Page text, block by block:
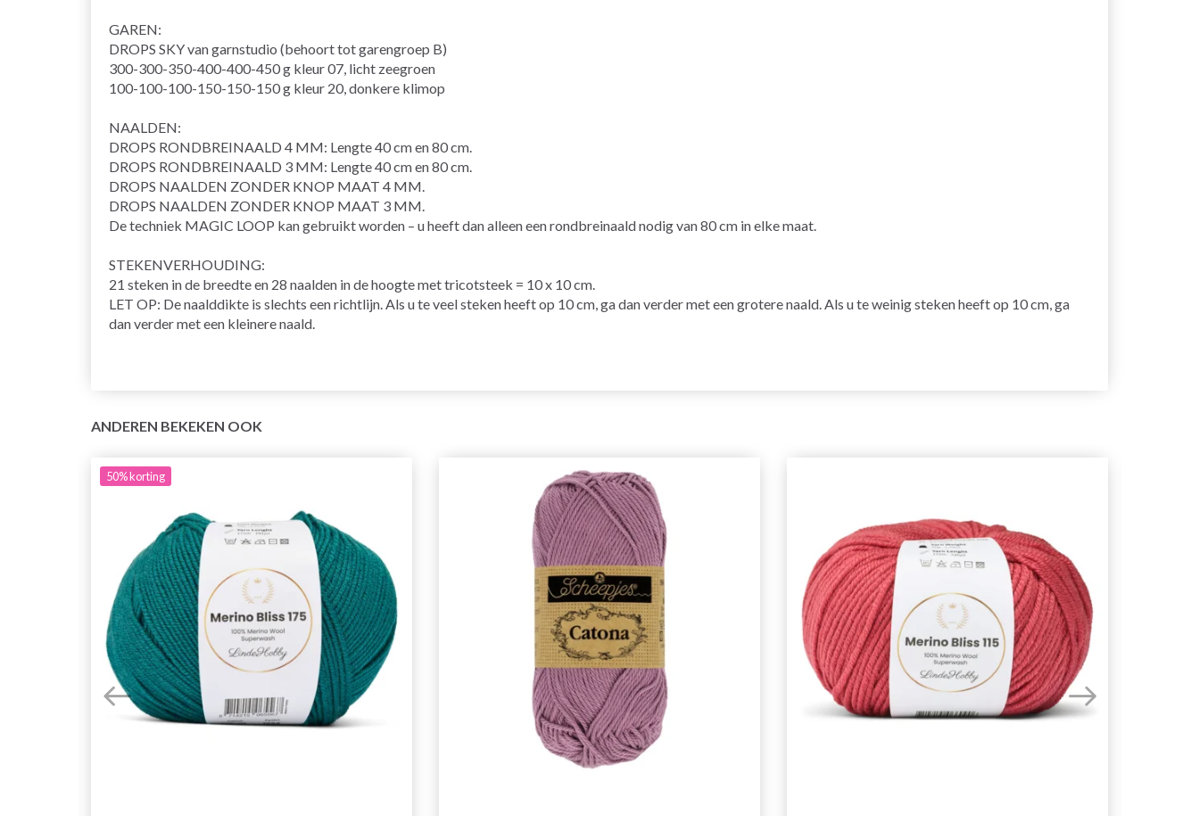
GAREN:
DROPS SKY van garnstudio (behoort tot garengroep B)
300-300-350-400-400-450 g kleur 07, licht zeegroen
100-100-100-150-150-150 g kleur 20, donkere klimop
NAALDEN:
DROPS RONDBREINAALD 4 MM: Lengte 40 cm en 80 cm.
DROPS RONDBREINAALD 3 MM: Lengte 40 cm en 80 cm.
DROPS NAALDEN ZONDER KNOP MAAT 4 MM.
DROPS NAALDEN ZONDER KNOP MAAT 3 MM.
De techniek MAGIC LOOP kan gebruikt worden – u heeft dan alleen een rondbreinaald nodig van 80 cm in elke maat.
STEKENVERHOUDING:
21 steken in de breedte en 28 naalden in de hoogte met tricotsteek = 10 x 10 cm.
LET OP: De naalddikte is slechts een richtlijn. Als u te veel steken heeft op 10 cm, ga dan verder met een grotere naald. Als u te weinig steken heeft op 10 cm, ga
dan verder met een kleinere naald.
ANDEREN BEKEKEN OOK
50%korting